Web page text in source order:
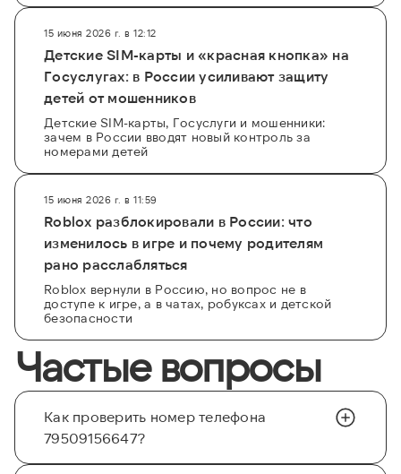
15 июня 2026 г. в 12:12
Детские SIM-карты и «красная кнопка» на
Госуслугах: в России усиливают защиту
детей от мошенников
Детские SIM-карты, Госуслуги и мошенники:
зачем в России вводят новый контроль за
номерами детей
15 июня 2026 г. в 11:59
Roblox разблокировали в России: что
изменилось в игре и почему родителям
рано расслабляться
Roblox вернули в Россию, но вопрос не в
доступе к игре, а в чатах, робуксах и детской
безопасности
Частые вопросы
Как проверить номер телефона
79509156647?